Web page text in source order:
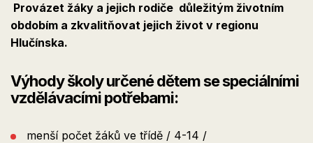
Provázet žáky a jejich rodiče důležitým životním
obdobím a zkvalitňovat jejich život v regionu
Hlučínska.
Výhody školy určené dětem se speciálními
vzdělávacími potřebami:
menší počet žáků ve třídě / 4-14 /